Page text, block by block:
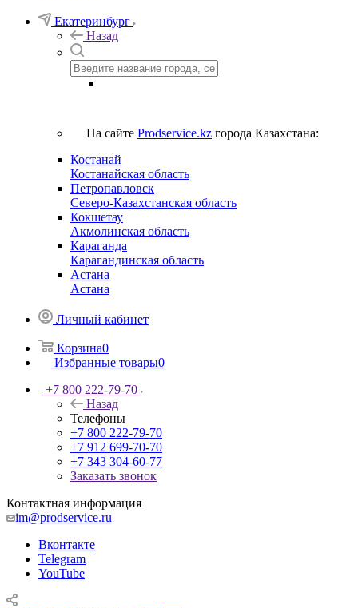
Екатеринбург
Назад
На сайте Prodservice.kz города Казахстана:
Костанай
Костанайская область
Петропавловск
Северо-Казахстанская область
Кокшетау
Акмолинская область
Караганда
Карагандинская область
Астана
Астана
Личный кабинет
Корзина0
Избранные товары0
+7 800 222-79-70
Назад
Телефоны
+7 800 222-79-70
+7 912 699-70-70
+7 343 304-60-77
Заказать звонок
Контактная информация
im@prodservice.ru
Вконтакте
Telegram
YouTube